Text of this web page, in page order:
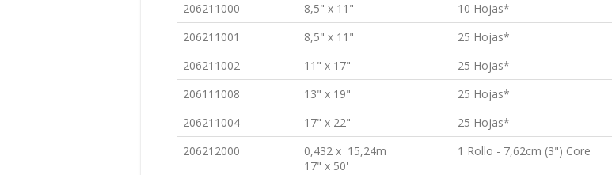
206211000
8,5" x 11"
10 Hojas*
206211001
8,5" x 11"
25 Hojas*
206211002
11" x 17"
25 Hojas*
206111008
13" x 19"
25 Hojas*
206211004
17" x 22"
25 Hojas*
206212000
0,432 x 15,24m
17" x 50'
1 Rollo - 7,62cm (3") Core